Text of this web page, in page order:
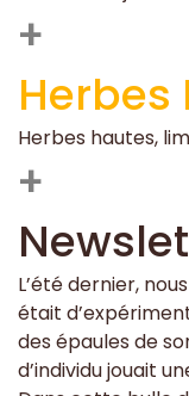
+
Herbes
Herbes hautes,
+
L’été dernier,
était
des épaules de
d’individu jouait